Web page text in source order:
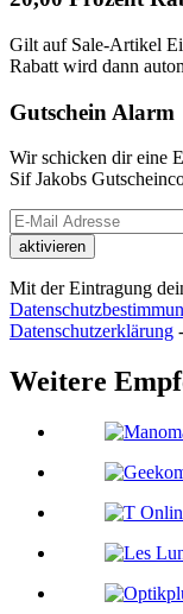
Gilt auf Sale-Artikel
Rabatt wird dann
Gutschein Alarm
Wir schicken dir eine
Sif Jakobs
Mit der Eintragung
Datenschutzerklärung -
Weitere